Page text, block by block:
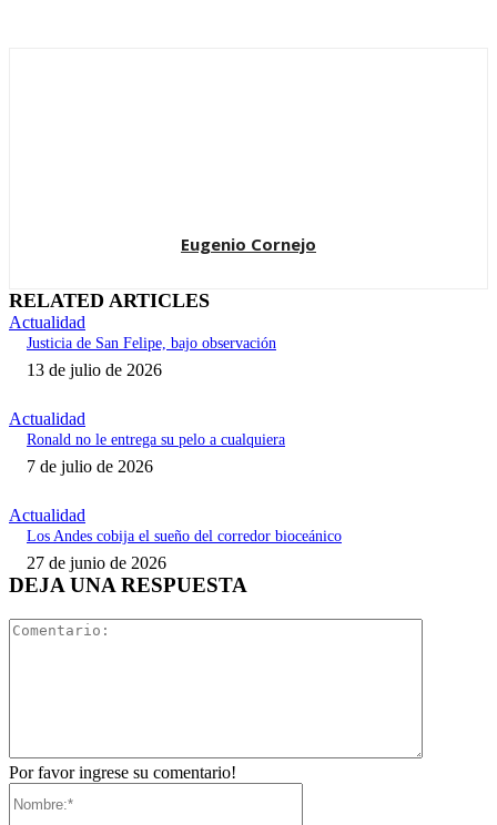
Eugenio Cornejo
RELATED ARTICLES
Actualidad
Justicia de San Felipe, bajo observación
13 de julio de 2026
Actualidad
Ronald no le entrega su pelo a cualquiera
7 de julio de 2026
Actualidad
Los Andes cobija el sueño del corredor bioceánico
27 de junio de 2026
DEJA UNA RESPUESTA
Por favor ingrese su comentario!